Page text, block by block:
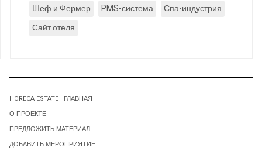
Шеф и Фермер
PMS-система
Спа-индустрия
Сайт отеля
HORECA ESTATE | ГЛАВНАЯ
О ПРОЕКТЕ
ПРЕДЛОЖИТЬ МАТЕРИАЛ
ДОБАВИТЬ МЕРОПРИЯТИЕ